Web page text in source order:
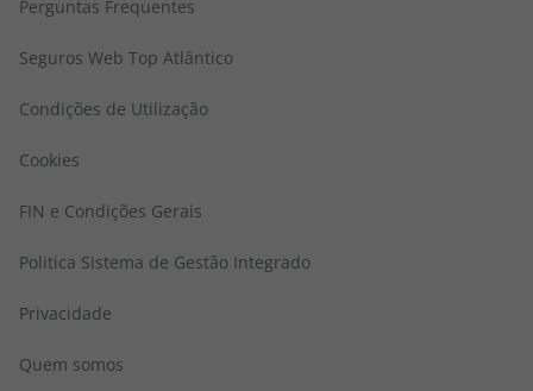
Perguntas Frequentes
Seguros Web Top Atlântico
Condições de Utilização
Cookies
FIN e Condições Gerais
Politica Sistema de Gestão Integrado
Privacidade
Quem somos